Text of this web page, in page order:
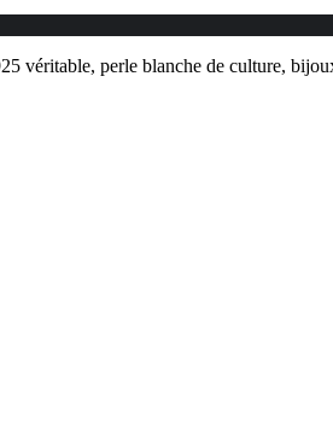
véritable, perle blanche de culture,